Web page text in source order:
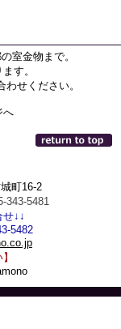
室金物まで。
す。
せください。
へ
町16-2
343-5481
↓↓
5482